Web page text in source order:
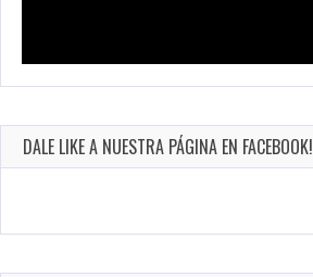
DALE LIKE A NUESTRA PÁGINA EN FACEBOOK!